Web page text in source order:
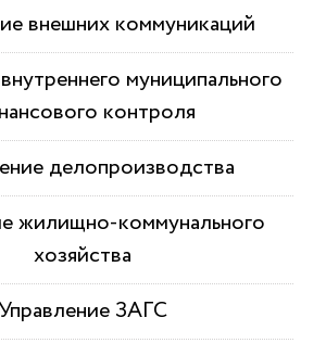
внешних коммуникаций
муниципального
контроля
делопроизводства
жилищно-коммунального
хозяйства
ЗАГС